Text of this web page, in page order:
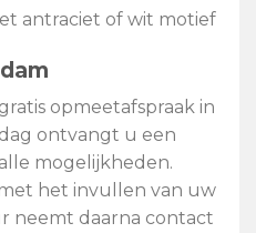
antraciet of wit motief
opmeetafspraak in
ontvangt u een
mogelijkheden.
het invullen van uw
neemt daarna contact